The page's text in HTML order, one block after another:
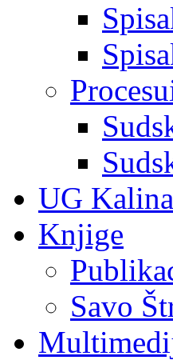
UG Kalina
Knjige
Savo